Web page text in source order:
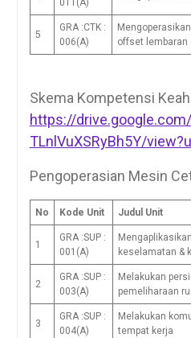
011(A)
5
GRA :CTK :
006(A)
offset lembaran
Skema Kompetensi
https://
TLnlVuXSRyBh5Y/
Pengoperasian Mesin
No Kode Unit Judul Unit
1
GRA :SUP :
001(A)
keselamatan &
2
GRA :SUP :
003(A)
Melakukan
pemeliharaan
3
GRA :SUP :
004(A)
Melakukan
tempat kerja